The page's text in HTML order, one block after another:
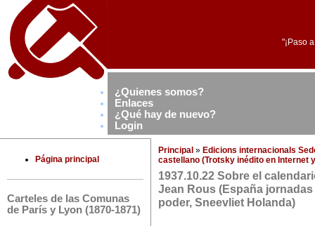
"¡Paso
¿Quienes somos?
Enlaces
¿Qué hay de nuevo?
Login
Página principal
Carteles de las Comunas
de París y Lyon (1870-1871)
Principal » Edicions internacionals
castellano (Trotsky inédito en Internet
1937.10.22 Sobre el
Jean Rous (España
poder, Sneevliet Holanda)